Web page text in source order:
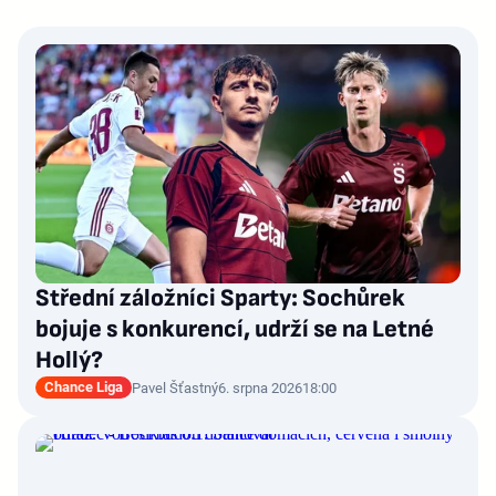
Střední záložníci Sparty: Sochůrek
bojuje s konkurencí, udrží se na Letné
Hollý?
Chance Liga Pavel Šťastný6. srpna 202618:00